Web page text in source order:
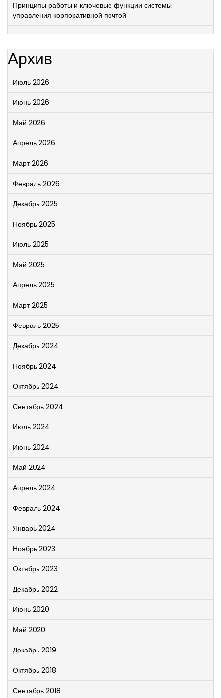
Принципы работы и ключевые функции системы
управления корпоративной почтой
Архив
Июль 2026
Июнь 2026
Май 2026
Апрель 2026
Март 2026
Февраль 2026
Декабрь 2025
Ноябрь 2025
Июль 2025
Май 2025
Апрель 2025
Март 2025
Февраль 2025
Декабрь 2024
Ноябрь 2024
Октябрь 2024
Сентябрь 2024
Июль 2024
Июнь 2024
Май 2024
Апрель 2024
Февраль 2024
Январь 2024
Ноябрь 2023
Октябрь 2023
Декабрь 2022
Июнь 2020
Май 2020
Декабрь 2019
Октябрь 2018
Сентябрь 2018